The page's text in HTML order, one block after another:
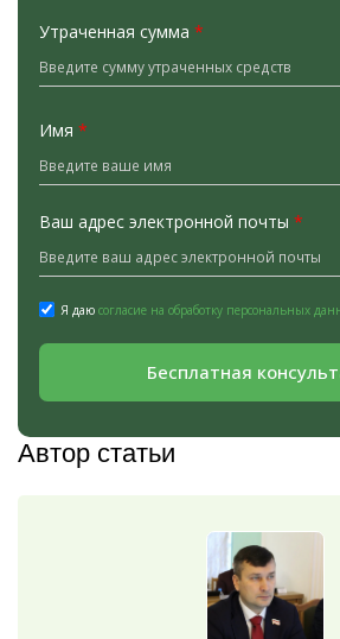
Утраченная сумма *
Имя *
Ваш адрес электронной почты *
Я даю согласие на обработку персональных
Бесплатная
Автор статьи